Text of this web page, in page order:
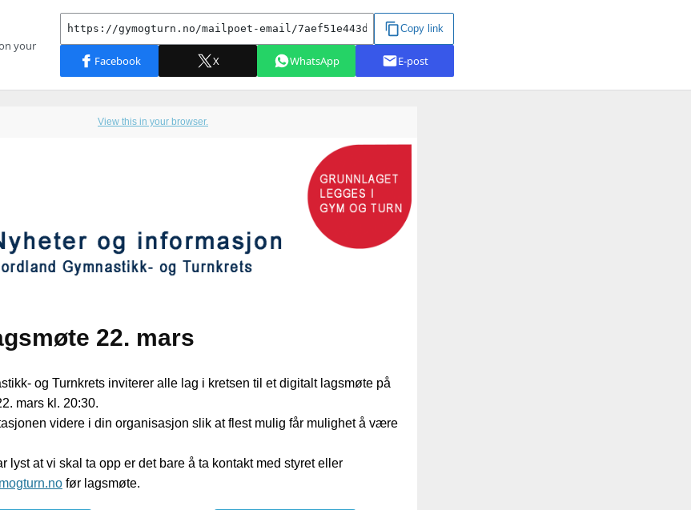
View this in your browser.
22. mars
og Turnkrets inviterer alle lag i kretsen til et digitalt lagsmøte på
mars kl. 20:30.
videre i din organisasjon slik at flest mulig får mulighet å være
lyst at vi skal ta opp er det bare å ta kontakt med styret eller
før lagsmøte.